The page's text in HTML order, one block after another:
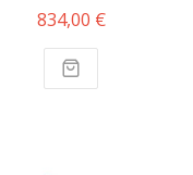
834,00 €